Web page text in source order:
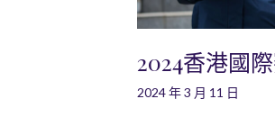
2024香港國
2024 年 3 月 11 日